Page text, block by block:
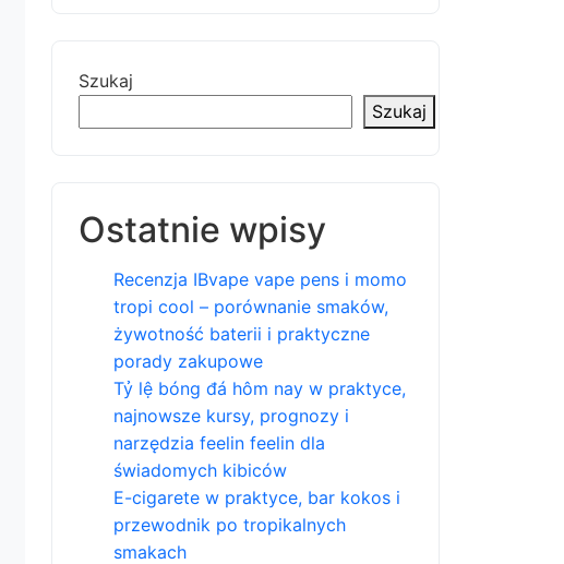
Szukaj
Szukaj
Ostatnie wpisy
Recenzja IBvape vape pens i momo
tropi cool – porównanie smaków,
żywotność baterii i praktyczne
porady zakupowe
Tỷ lệ bóng đá hôm nay w praktyce,
najnowsze kursy, prognozy i
narzędzia feelin feelin dla
świadomych kibiców
E-cigarete w praktyce, bar kokos i
przewodnik po tropikalnych
smakach